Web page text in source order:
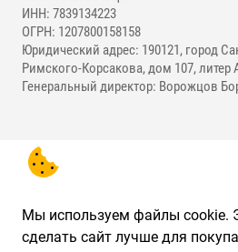
ИНН: 7839134223
ОГРН: 1207800158158
Юридический адрес: 190121, город
Римского-Корсакова, дом 107,
Генеральный директор: Ворожцов
Мы используем файлы cookie.
сделать сайт лучше для